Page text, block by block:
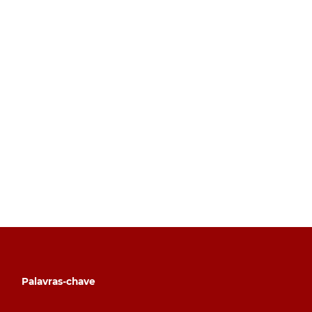
Palavras-chave